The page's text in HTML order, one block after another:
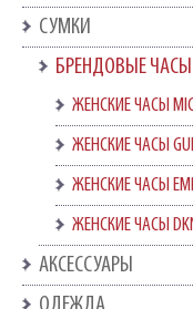
СУМКИ
БРЕНДОВЫЕ ЧАСЫ
ЖЕНСКИЕ ЧАСЫ
ЖЕНСКИЕ ЧАСЫ
ЖЕНСКИЕ ЧАСЫ
ЖЕНСКИЕ ЧАСЫ
АКСЕССУАРЫ